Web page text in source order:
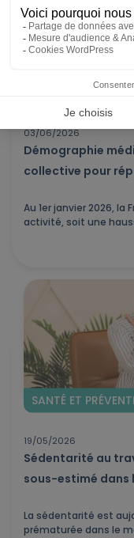
FONCTION
03/06/2026
Démographie
collective pour
Au 1er janvier 2026,
activité, soit une
SANTÉ ET
19/05/2026
Sédentarité au
sous-estimé
La sédentarité est
prématurée dans le